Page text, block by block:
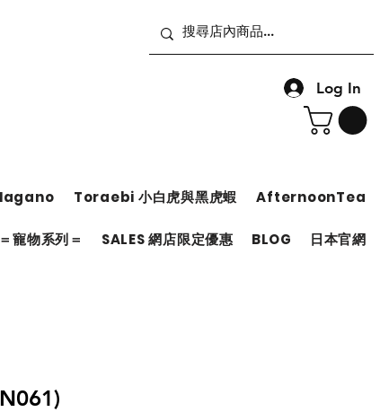
Log In
Toraebi 小白虎與黑虎蝦 AfternoonTea
＝寵物系列＝ SALES 網店限定優惠 BLOG 日本官網